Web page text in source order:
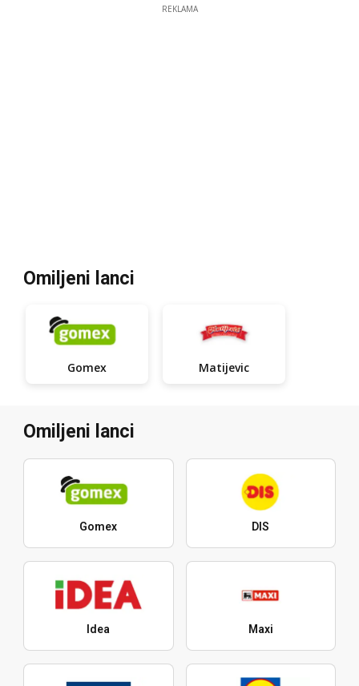
REKLAMA
Omiljeni lanci
Gomex Matijevic
Omiljeni lanci
Gomex DIS
Idea Maxi